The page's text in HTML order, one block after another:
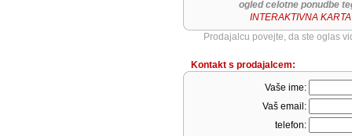
ogled celotne ponudbe
INTERAKTIVNA
Prodajalcu povejte, da ste oglas
Kontakt s prodajalcem:
Vaše ime:
Vaš email:
telefon: